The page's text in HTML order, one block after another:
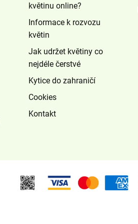
květinu online?
Informace k rozvozu
květin
Jak udržet květiny co
nejdéle čerstvé
Kytice do zahraničí
Cookies
Kontakt